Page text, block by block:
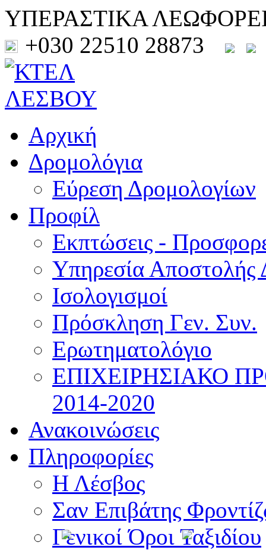
ΥΠΕΡΑΣΤΙΚΑ
+030 22510 28873
Αρχική
Δρομολόγια
Εύρεση Δρομολογίων
Προφίλ
Εκπτώσεις -
Υπηρεσία Αποστολής
Ισολογισμοί
Πρόσκληση Γεν. Συν.
Ερωτηματολόγιο
ΕΠΙΧΕΙΡΗΣΙΑΚΟ
2014-2020
Ανακοινώσεις
Πληροφορίες
Η Λέσβος
Σαν Επιβάτης
Γενικοί Όροι Ταξιδίου